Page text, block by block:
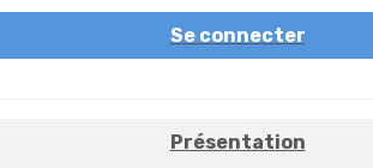
Se connecter
Présentation